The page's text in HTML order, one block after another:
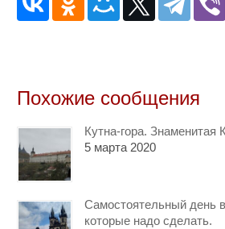
Похожие сообщения
Кутна-гора. Знаменитая
5 марта 2020
Самостоятельный день
которые надо сделать.